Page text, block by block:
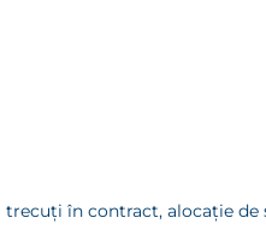
în contract, alocaţie